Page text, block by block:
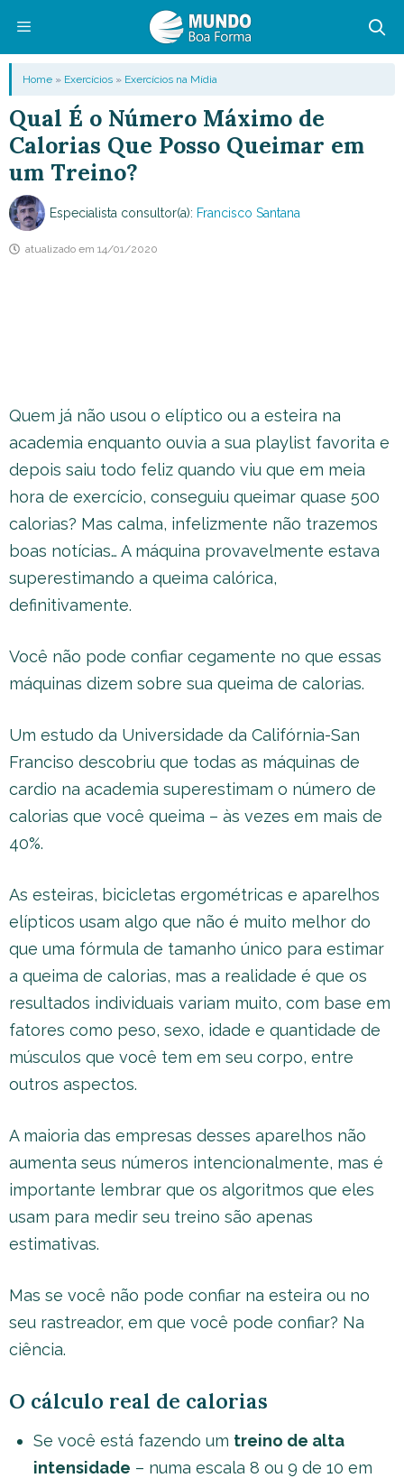
conteúdo
Menu
Home » Exercícios » Exercícios na Mídia
Qual É o Número Máximo de
Calorias Que Posso Queimar em
um Treino?
Especialista consultor(a): Francisco Santana
atualizado em 14/01/2020
Quem já não usou o elíptico ou a esteira na
academia enquanto ouvia a sua playlist favorita e
depois saiu todo feliz quando viu que em meia
hora de exercício, conseguiu queimar quase 500
calorias? Mas calma, infelizmente não trazemos
boas notícias… A máquina provavelmente estava
superestimando a queima calórica,
definitivamente.
Você não pode confiar cegamente no que essas
máquinas dizem sobre sua queima de calorias.
Um estudo da Universidade da Califórnia-San
Franciso descobriu que todas as máquinas de
cardio na academia superestimam o número de
calorias que você queima – às vezes em mais de
40%.
As esteiras, bicicletas ergométricas e aparelhos
elípticos usam algo que não é muito melhor do
que uma fórmula de tamanho único para estimar
a queima de calorias, mas a realidade é que os
resultados individuais variam muito, com base em
fatores como peso, sexo, idade e quantidade de
músculos que você tem em seu corpo, entre
outros aspectos.
A maioria das empresas desses aparelhos não
aumenta seus números intencionalmente, mas é
importante lembrar que os algoritmos que eles
usam para medir seu treino são apenas
estimativas.
Mas se você não pode confiar na esteira ou no
seu rastreador, em que você pode confiar? Na
ciência.
O cálculo real de calorias
Se você está fazendo um treino de alta
intensidade – numa escala 8 ou 9 de 10 em